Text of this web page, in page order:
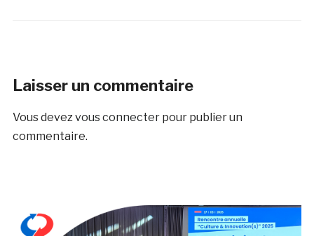
Laisser un commentaire
Vous devez vous connecterpour publier un
commentaire.